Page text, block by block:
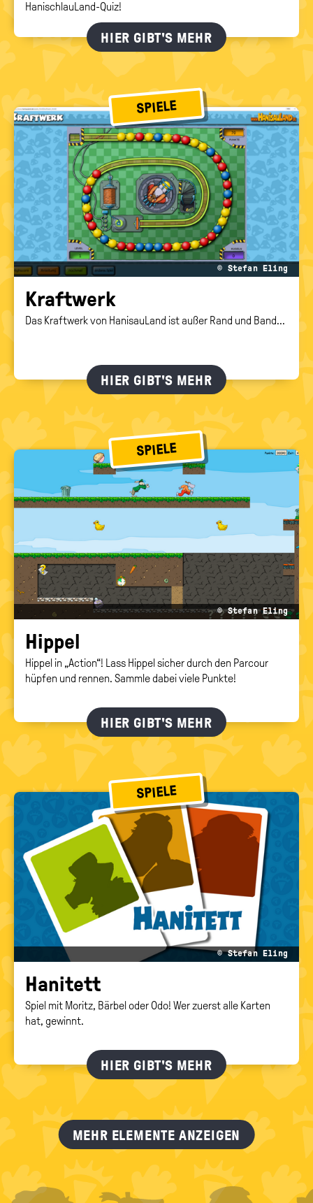
HanischlauLand-Quiz!
HIER GIBT'S MEHR
SPIELE
© Stefan Eling
Kraft­werk
Das Kraftwerk von HanisauLand ist außer Rand und Band...
HIER GIBT'S MEHR
SPIELE
© Stefan Eling
Hip­pel
Hippel in „Action“! Lass Hippel sicher durch den Parcour
hüpfen und rennen. Sammle dabei viele Punkte!
HIER GIBT'S MEHR
SPIELE
© Stefan Eling
Ha­ni­tett
Spiel mit Moritz, Bärbel oder Odo! Wer zuerst alle Karten
hat, gewinnt.
HIER GIBT'S MEHR
MEHR ELEMENTE ANZEIGEN
FOOTER